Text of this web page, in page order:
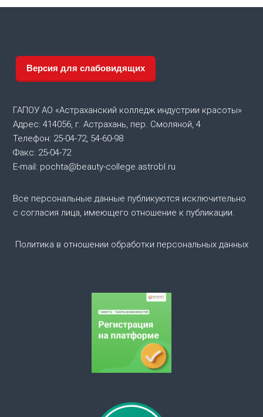
Версия для слабовидящих
ГАПОУ АО «Астраханский колледж индустрии красоты»
Адрес: 414056, г. Астрахань, пер. Смоляной, 4
Телефон: 25-04-72, 54-60-98
Факс: 25-04-72
E-mail: pochta@beauty-college.astrobl.ru
Все персональные данные публикуются исключительно
с согласия лица, имеющего отношение к публикации.
Политика в отношении обработки персональных данных